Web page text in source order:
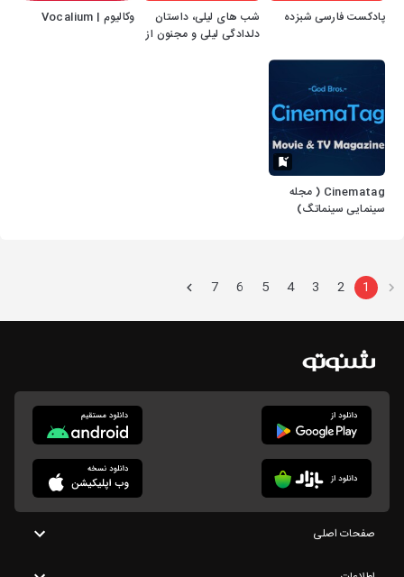
پادکست فارسی شبزده
شب های لیلی، داستان
دلدادگی لیلی و مجنون از
وکالیوم | Vocalium
Cinematag ( مجله
سینمایی سینماتگ)
1
2
3
4
5
6
7
صفحات اصلی